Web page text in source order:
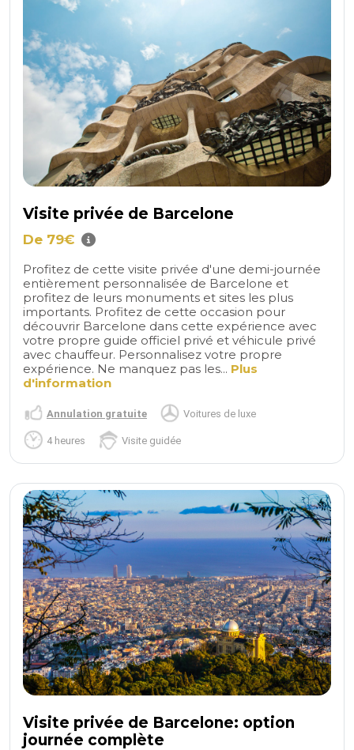
Visite privée de Barcelone
De 79€
Profitez de cette visite privée d'une demi-journée
entièrement personnalisée de Barcelone et
profitez de leurs monuments et sites les plus
importants. Profitez de cette occasion pour
découvrir Barcelone dans cette expérience avec
votre propre guide officiel privé et véhicule privé
avec chauffeur. Personnalisez votre propre
expérience. Ne manquez pas les... Plus
d'information
Annulation gratuite Voitures de luxe
4 heures Visite guidée
Visite privée de Barcelone: ​​option
journée complète